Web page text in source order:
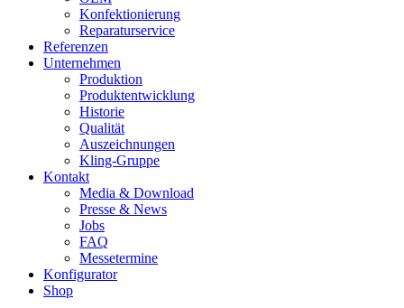
Konfektionierung
Reparaturservice
Referenzen
Unternehmen
Produktion
Produktentwicklung
Historie
Qualität
Auszeichnungen
Kling-Gruppe
Kontakt
Media & Download
Presse & News
Jobs
FAQ
Messetermine
Konfigurator
Shop